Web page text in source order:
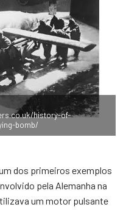
history-of-
bomb/
dos primeiros exemplos
pela Alemanha na
um motor pulsante